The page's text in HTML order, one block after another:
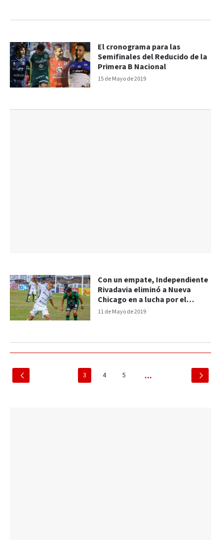
15 de Mayo de 2019
El cronograma para las
Semifinales del Reducido de la
Primera B Nacional
11 de Mayo de 2019
Con un empate, Independiente
Rivadavia eliminó a Nueva
Chicago en a lucha por el
ascenso
3 4 5